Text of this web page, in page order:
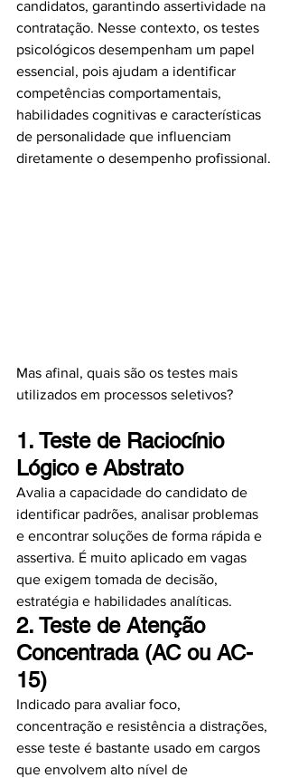
candidatos, garantindo assertividade na
contratação. Nesse contexto, os testes
psicológicos desempenham um papel
essencial, pois ajudam a identificar
competências comportamentais,
habilidades cognitivas e características
de personalidade que influenciam
diretamente o desempenho profissional.
Mas afinal, quais são os testes mais
utilizados em processos seletivos?
1. Teste de Raciocínio
Lógico e Abstrato
Avalia a capacidade do candidato de
identificar padrões, analisar problemas
e encontrar soluções de forma rápida e
assertiva. É muito aplicado em vagas
que exigem tomada de decisão,
estratégia e habilidades analíticas.
2. Teste de Atenção
Concentrada (AC ou AC-
15)
Indicado para avaliar foco,
concentração e resistência a distrações,
esse teste é bastante usado em cargos
que envolvem alto nível de